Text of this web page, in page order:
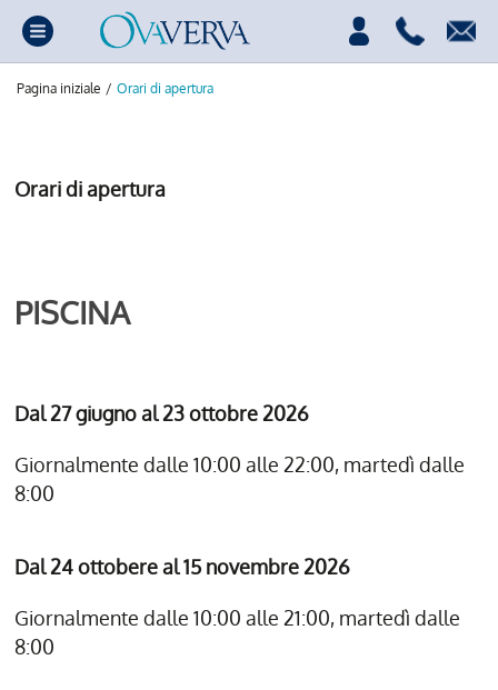
Pagina iniziale / Orari di apertura
Orari di apertura
PISCINA
Dal 27 giugno al 23 ottobre 2026
Giornalmente dalle 10:00 alle 22:00, martedì dalle
8:00
Dal 24 ottobere al 15 novembre 2026
Giornalmente dalle 10:00 alle 21:00, martedì dalle
8:00